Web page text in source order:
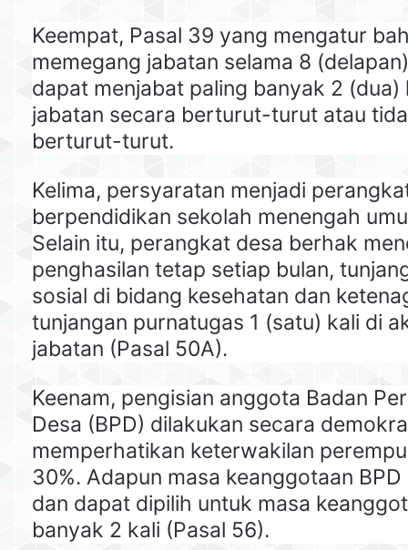
Keempat, Pasal 39 yang mengatur
memegang jabatan selama 8
dapat menjabat paling banyak 2 (dua)
jabatan secara berturut-turut atau
berturut-turut.
Kelima, persyaratan menjadi
berpendidikan sekolah menengah
Selain itu, perangkat desa berhak
penghasilan tetap setiap bulan,
sosial di bidang kesehatan dan
tunjangan purnatugas 1 (satu) kali di
jabatan (Pasal 50A).
Keenam, pengisian anggota Badan
Desa (BPD) dilakukan secara
memperhatikan keterwakilan
30%. Adapun masa keanggotaan
dan dapat dipilih untuk masa
banyak 2 kali (Pasal 56).